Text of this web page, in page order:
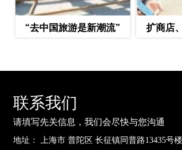
中国旅游是新潮流”
扩商店、增商品
联系我们
请填写先关信息，我们会尽快与您沟通
地址： 上海市 普陀区 长征镇同普路13435号